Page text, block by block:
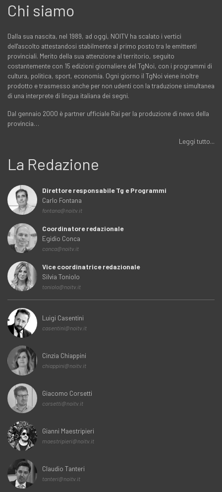
Chi siamo
Dalla sua nascita, nel 1989, ad oggi, NOITV ha scalato i vertici
dell'ascolto attestandosi stabilmente al primo posto tra le emittenti
provinciali. Merito della sua attenzione al territorio, seguito
costantemente con 15 edizioni giornaliere del TgNoi, con i programmi di
cultura, politica, sport, economia. Ogni giorno il TgNoi viene inoltre
prodotto e trasmesso anche per non udenti con la traduzione simultanea
di una interprete di lingua italiana dei segni.
Dal gennaio 2000 è partner ufficiale Rai per la produzione di news della
provincia…
Leggi tutto...
La Redazione
Direttore responsabile Tg e Programmi
Carlo Fontana
fontana@noitv.it
Coordinatore redazionale
Egidio Conca
conca@noitv.it
Vice coordinatrice redazionale
Silvia Toniolo
toniolo@noitv.it
Luigi Casentini
casentini@noitv.it
Cinzia Chiappini
chiappini@noitv.it
Giacomo Corsetti
corsetti@noitv.it
Gianni Maestripieri
maestripieri@noitv.it
Claudio Tanteri
tanteri@noitv.it